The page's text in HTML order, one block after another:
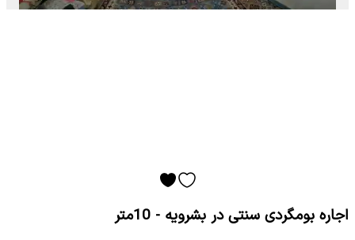
اجاره بومگردی سنتی در بشرویه - 10متر